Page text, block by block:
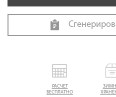
РАСЧЕТ
БЕСПЛАТНО